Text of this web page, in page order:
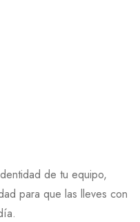
de tu equipo,
para que las lleves con